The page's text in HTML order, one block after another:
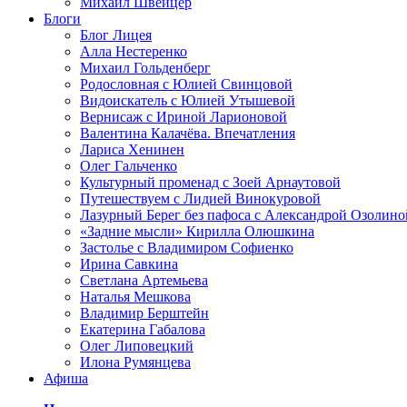
Блоги
Блог Лицея
Алла Нестеренко
Михаил Гольденберг
Родословная с Юлией Свинцовой
Видоискатель с Юлией Утышевой
Вернисаж с Ириной Ларионовой
Валентина Калачёва. Впечатления
Лариса Хенинен
Олег Гальченко
Культурный променад с Зоей Арнаутовой
Путешествуем с Лидией Винокуровой
Лазурный Берег без пафоса с Александрой
«Задние мысли» Кирилла Олюшкина
Застолье с Владимиром Софиенко
Ирина Савкина
Светлана Артемьева
Наталья Мешкова
Владимир Берштейн
Екатерина Габалова
Олег Липовецкий
Илона Румянцева
Афиша